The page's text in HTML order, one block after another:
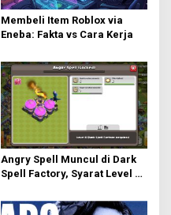
Membeli Item Roblox via
Eneba: Fakta vs Cara Kerja
Angry Spell Muncul di Dark
Spell Factory, Syarat Level 8